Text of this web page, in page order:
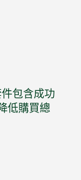
包含成功
低購買總